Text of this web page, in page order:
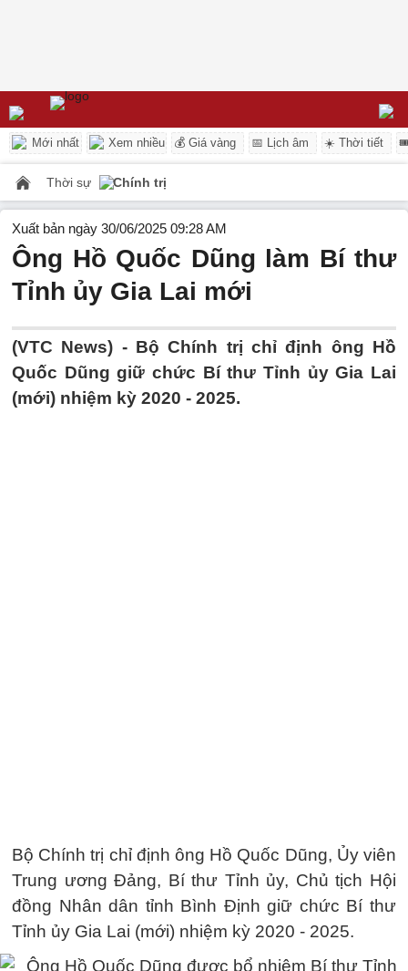
Mới nhất Xem nhiều 💰 Giá vàng 📅 Lịch âm ☀️ Thời tiết
Thời sự Chính trị
Xuất bản ngày 30/06/2025 09:28 AM
Ông Hồ Quốc Dũng làm Bí thư
Tỉnh ủy Gia Lai mới
(VTC News) - Bộ Chính trị chỉ định ông Hồ
Quốc Dũng giữ chức Bí thư Tỉnh ủy Gia Lai
(mới) nhiệm kỳ 2020 - 2025.
Bộ Chính trị chỉ định ông Hồ Quốc Dũng, Ủy viên
Trung ương Đảng, Bí thư Tỉnh ủy, Chủ tịch Hội
đồng Nhân dân tỉnh Bình Định giữ chức Bí thư
Tỉnh ủy Gia Lai (mới) nhiệm kỳ 2020 - 2025.